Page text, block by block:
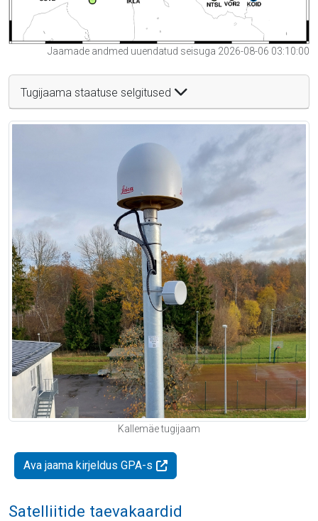
Jaamade andmed uuendatud seisuga 2026-08-06 03:10:00
Tugijaama staatuse selgitused
Kallemäe tugijaam
Ava jaama kirjeldus GPA-s
Satelliitide taevakaardid